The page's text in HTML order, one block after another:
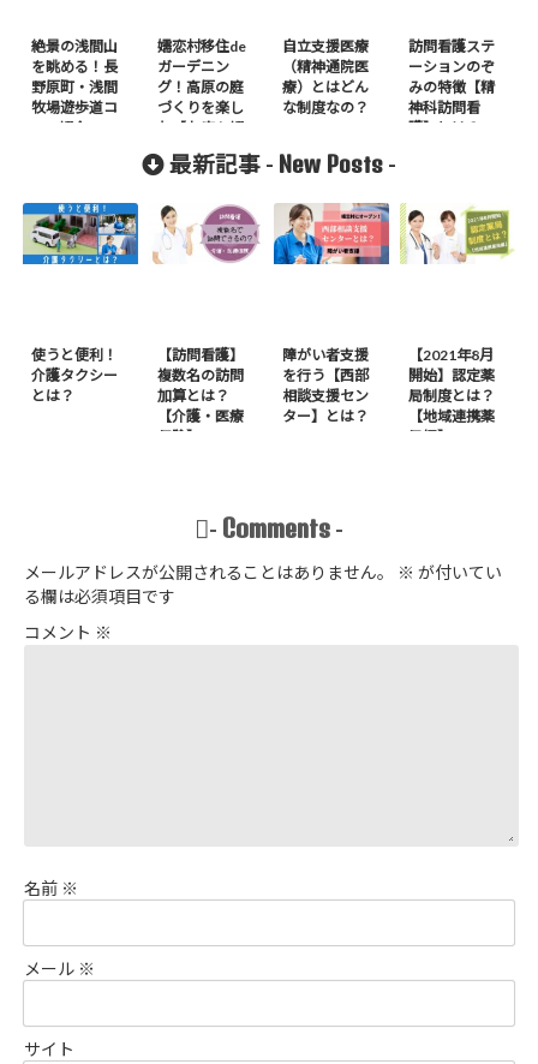
絶景の浅間山
を眺める！長
野原町・浅間
牧場遊歩道コ
ース紹介
嬬恋村移住de
ガーデニン
グ！高原の庭
づくりを楽し
む【お店も紹
自立支援医療
（精神通院医
療）とはどん
な制度なの？
訪問看護ステ
ーションのぞ
みの特徴【精
神科訪問看
護】とは？
最新記事 - New Posts -
使うと便利！
介護タクシー
とは？
【訪問看護】
複数名の訪問
加算とは？
【介護・医療
保険】
障がい者支援
を行う【西部
相談支援セン
ター】とは？
【2021年8月
開始】認定薬
局制度とは？
【地域連携薬
局編】
- Comments -
メールアドレスが公開されることはありません。 ※ が付いてい
る欄は必須項目です
コメント ※
名前 ※
メール ※
サイト